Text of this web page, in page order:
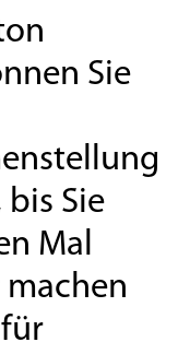
Sie
Sie
Mal